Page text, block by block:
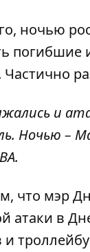
ночью
и
Ночью –
что мэр
атаки в
и